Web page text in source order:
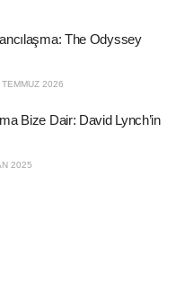
The Odyssey
2026
Bize Dair: David Lynch’in
2025